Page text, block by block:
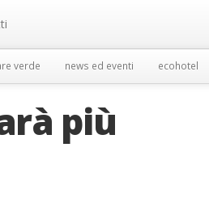
verde news ed eventi ecohotel
più